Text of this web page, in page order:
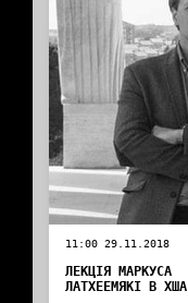
11:00 29.11.2018
ЛЕКЦІЯ МАРКУСА
ЛАТХЕЕМЯКІ В ХША